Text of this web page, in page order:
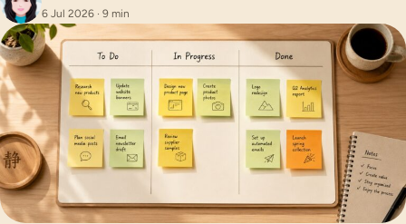
6 Jul 2026 · 9 min